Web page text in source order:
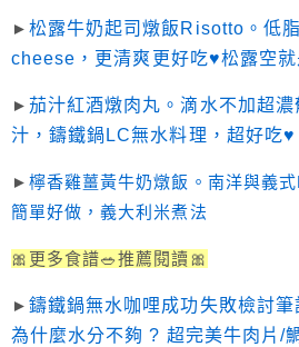
►松露牛奶起司燉飯Risotto。低
cheese，更清爽更好吃♥松露空
► 茄汁紅酒燉肉丸。滴水不加超
汁，鑄鐵鍋LC無水料理，超好吃♥
►檸香雞薑黃牛奶燉飯。南洋與義
簡單好做，義大利米煮法
🎀更多食譜🥗推薦閱讀🎀
►鑄鐵鍋無水咖哩成功失敗檢討
為什麼水分不夠 ? 超完美牛肉片/